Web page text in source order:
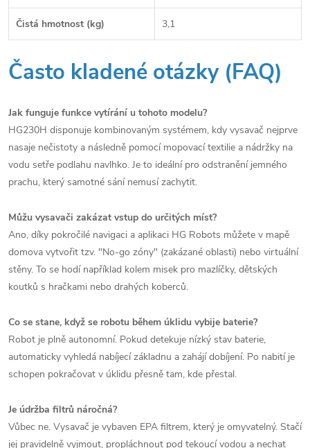
Čistá hmotnost (kg) 3,1
Často kladené otázky (FAQ)
Jak funguje funkce vytírání u tohoto modelu?
HG230H disponuje kombinovaným systémem, kdy vysavač nejprve
nasaje nečistoty a následně pomocí mopovací textilie a nádržky na
vodu setře podlahu navlhko. Je to ideální pro odstranění jemného
prachu, který samotné sání nemusí zachytit.
Můžu vysavači zakázat vstup do určitých míst?
Ano, díky pokročilé navigaci a aplikaci HG Robots můžete v mapě
domova vytvořit tzv. "No-go zóny" (zakázané oblasti) nebo virtuální
stěny. To se hodí například kolem misek pro mazlíčky, dětských
koutků s hračkami nebo drahých koberců.
Co se stane, když se robotu během úklidu vybije baterie?
Robot je plně autonomní. Pokud detekuje nízký stav baterie,
automaticky vyhledá nabíjecí základnu a zahájí dobíjení. Po nabití je
schopen pokračovat v úklidu přesně tam, kde přestal.
Je údržba filtrů náročná?
Vůbec ne. Vysavač je vybaven EPA filtrem, který je omyvatelný. Stačí
jej pravidelně vyjmout, propláchnout pod tekoucí vodou a nechat